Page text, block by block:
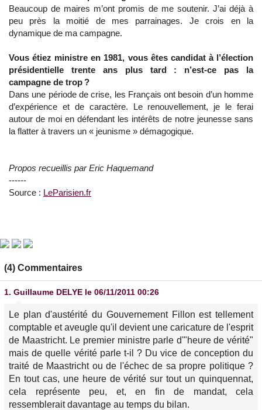
Beaucoup de maires m’ont promis de me soutenir. J’ai déjà à
peu près la moitié de mes parrainages. Je crois en la
dynamique de ma campagne.
Vous étiez ministre en 1981, vous êtes candidat à l’élection
présidentielle trente ans plus tard : n’est-ce pas la
campagne de trop ?
Dans une période de crise, les Français ont besoin d’un homme
d’expérience et de caractère. Le renouvellement, je le ferai
autour de moi en défendant les intérêts de notre jeunesse sans
la flatter à travers un « jeunisme » démagogique.
Propos recueillis par Eric Haquemand
------
Source : LeParisien.fr
(4) Commentaires
1. Guillaume DELYE le 06/11/2011 00:26
Le plan d'austérité du Gouvernement Fillon est tellement
comptable et aveugle qu'il devient une caricature de l'esprit
de Maastricht. Le premier ministre parle d'"heure de vérité"
mais de quelle vérité parle t-il ? Du vice de conception du
traité de Maastricht ou de l'échec de sa propre politique ?
En tout cas, une heure de vérité sur tout un quinquennat,
cela représente peu, et, en fin de mandat, cela
ressemblerait davantage au temps du bilan.